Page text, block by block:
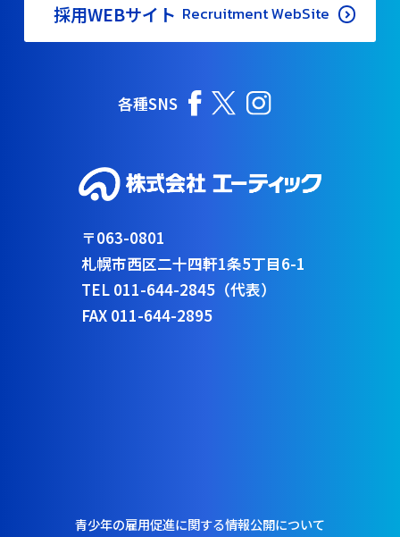
採用WEBサイト Recruitment WebSite
各種SNS
〒063-0801
札幌市西区二十四軒1条5丁目6-1
TEL 011-644-2845（代表）
FAX 011-644-2895
青少年の雇用促進に関する情報公開について